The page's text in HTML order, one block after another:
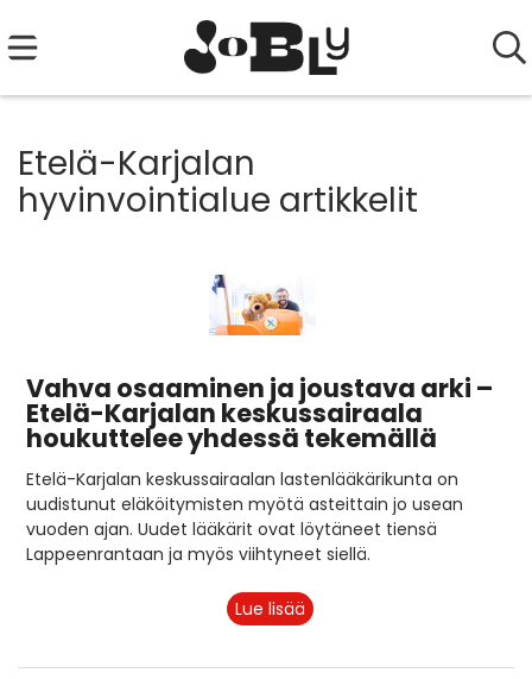
Etelä-Karjalan
hyvinvointialue artikkelit
Vahva osaaminen ja joustava arki –
Etelä-Karjalan keskussairaala
houkuttelee yhdessä tekemällä
Etelä-Karjalan keskussairaalan lastenlääkärikunta on
uudistunut eläköitymisten myötä asteittain jo usean
vuoden ajan. Uudet lääkärit ovat löytäneet tiensä
Lappeenrantaan ja myös viihtyneet siellä.
Lue lisää